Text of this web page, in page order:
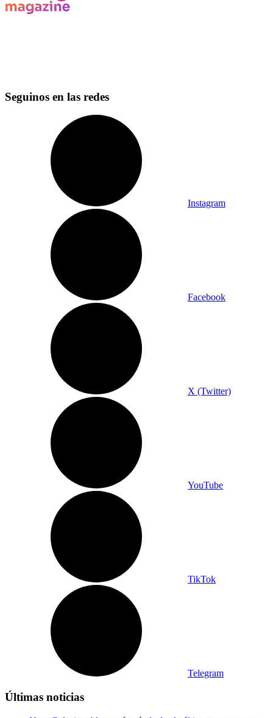
Seguinos en las redes
Instagram
Facebook
X (Twitter)
YouTube
TikTok
Telegram
Últimas noticias